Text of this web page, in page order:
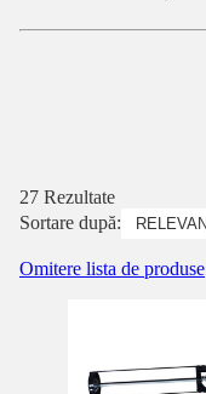
27 Rezultate
Sortare după:
Omitere lista de produse